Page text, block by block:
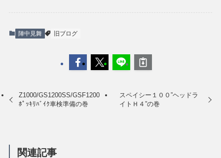
陣中見舞 旧ブログ
Z1000/GS1200SS/GSF1200
ﾎﾟｯｷﾘﾊﾞｲｸ車検準備の巻
スペイシー１００”ヘッドラ
イトＨ４”の巻
関連記事